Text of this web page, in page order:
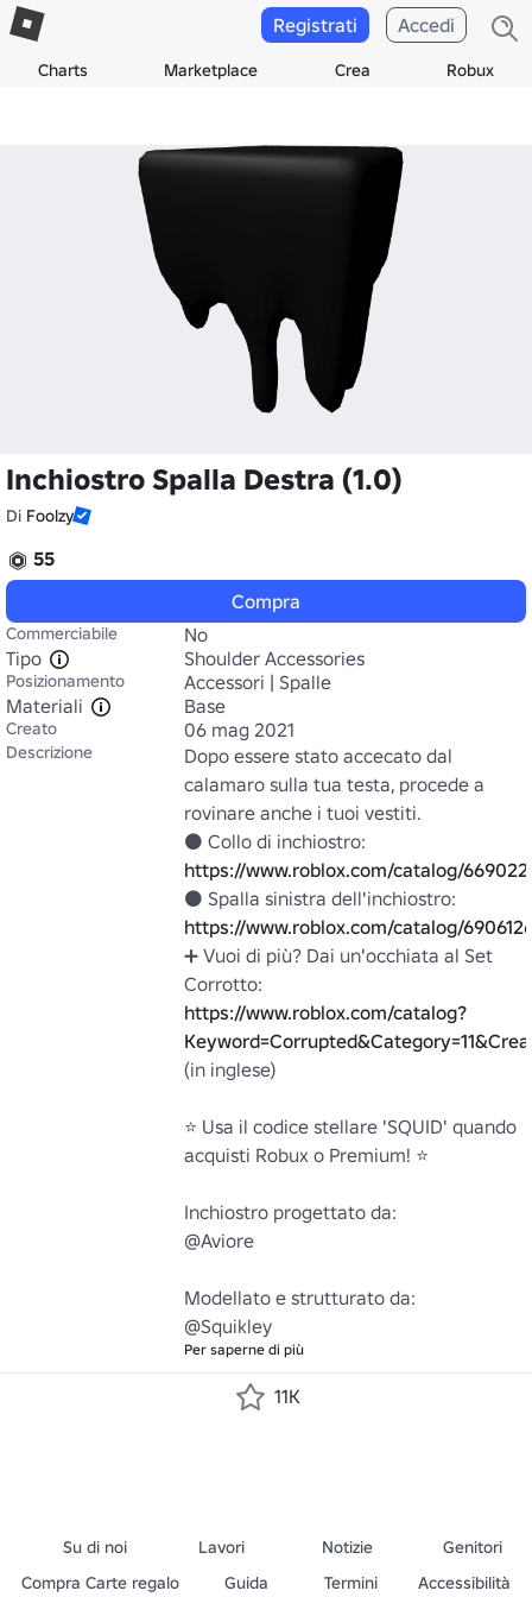
Charts Marketplace Crea Robux
Registrati Accedi
Inchiostro Spalla Destra (1.0)
Di Foolzy
55
Compra
Commerciabile
No
Tipo
Shoulder Accessories
Posizionamento
Accessori | Spalle
Materiali
Base
Creato 06 mag 2021
Descrizione
Dopo essere stato accecato dal
calamaro sulla tua testa, procede a
rovinare anche i tuoi vestiti.
https://www.roblox.com/catalog/
https://www.roblox.com/catalog/
➕ Vuoi di più? Dai un'occhiata al Set
https://www.roblox.com/catalog?
(in inglese)
⭐ Usa il codice stellare 'SQUID' quando
acquisti Robux o Premium! ⭐
Inchiostro progettato da:
@Aviore
Modellato e strutturato da:
@Squikley
Per saperne di più
11K
Su di noi Lavori Notizie
Genitori
Compra Carte regalo
Guida Termini Accessibilità